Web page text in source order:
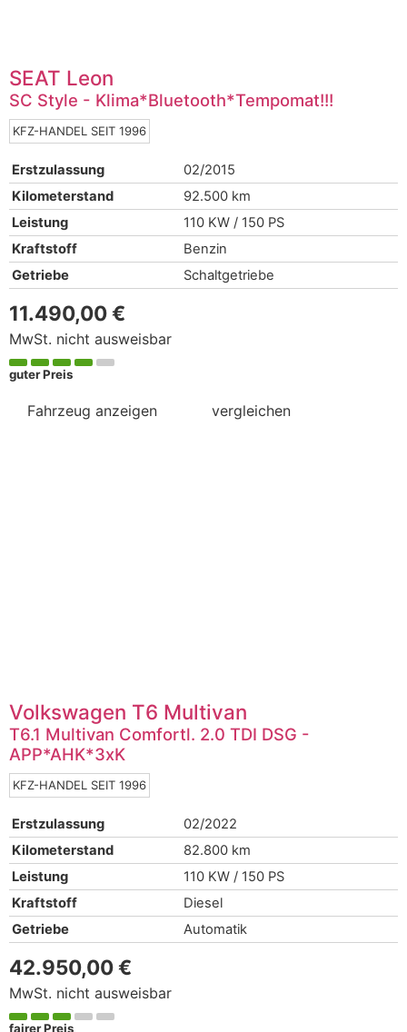
SEAT Leon
SC Style - Klima*Bluetooth*Tempomat!!!
KFZ-HANDEL SEIT 1996
Erstzulassung
02/2015
Kilometerstand
92.500 km
Leistung
110 KW / 150 PS
Kraftstoff
Benzin
Getriebe
Schaltgetriebe
11.490,00 €
MwSt. nicht ausweisbar
guter Preis
Fahrzeug anzeigen vergleichen
Volkswagen T6 Multivan
T6.1 Multivan Comfortl. 2.0 TDI DSG -
APP*AHK*3xK
KFZ-HANDEL SEIT 1996
Erstzulassung
02/2022
Kilometerstand
82.800 km
Leistung
110 KW / 150 PS
Kraftstoff
Diesel
Getriebe
Automatik
42.950,00 €
MwSt. nicht ausweisbar
fairer Preis